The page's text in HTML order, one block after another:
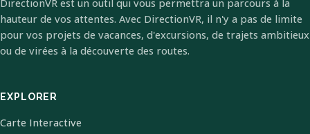
DirectionVR est un outil qui vous permettra un parcours à la
hauteur de vos attentes. Avec DirectionVR, il n'y a pas de limite
pour vos projets de vacances, d'excursions, de trajets ambitieux
ou de virées à la découverte des routes.
EXPLORER
Carte Interactive